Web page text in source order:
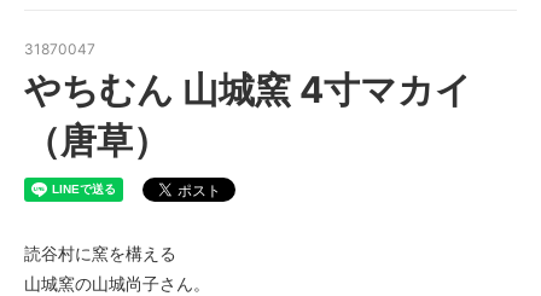
31870047
やちむん 山城窯 4寸マカイ
（唐草）
読谷村に窯を構える
山城窯の山城尚子さん。